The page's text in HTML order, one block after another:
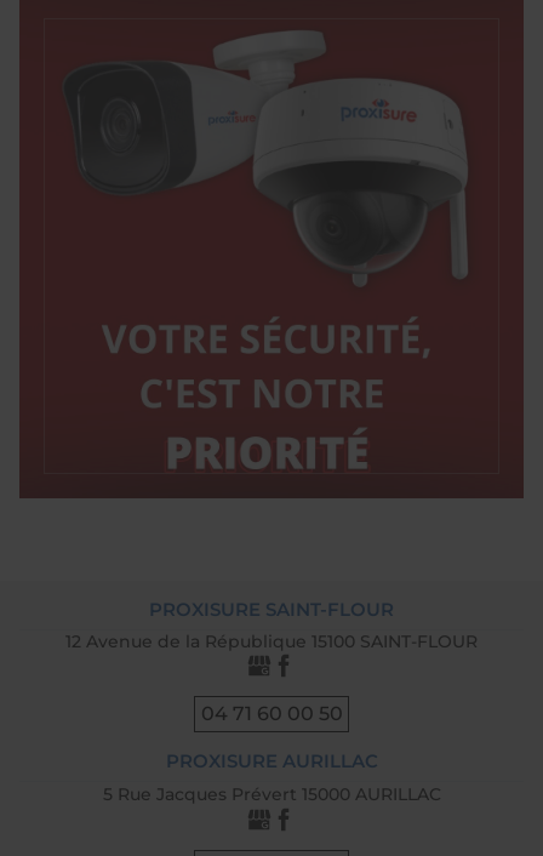
PROXISURE SAINT-FLOUR
12 Avenue de la République 15100 SAINT-FLOUR
04 71 60 00 50
PROXISURE AURILLAC
5 Rue Jacques Prévert 15000 AURILLAC